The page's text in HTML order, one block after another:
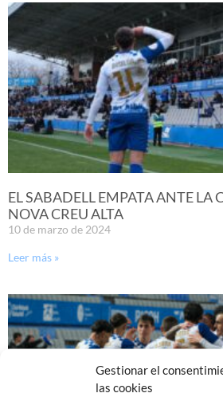
Gestionar el
las cookies
EL SABADELL EMPATA ANTE LA
NOVA CREU ALTA
10 de marzo de 2024
Leer más »